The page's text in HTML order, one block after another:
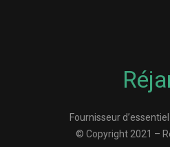
Fournisseur
© Copyright 2021 –